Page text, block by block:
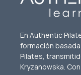
En Authentic
formación
Pilates,
Kryzanowska.